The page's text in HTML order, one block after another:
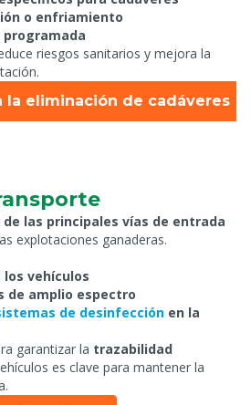
o enfriamiento
riesgos sanitarios y mejora la
la eliminación de cadáveres
las principales vías de entrada
explotaciones ganaderas.
vehículos
de amplio espectro
de desinfección en la
garantizar la trazabilidad
es clave para mantener la